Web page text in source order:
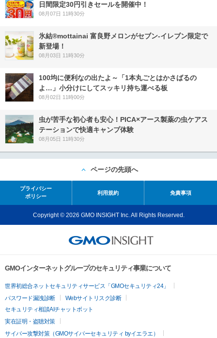
日間限定30円引きセールを開催中！
08月07日 11時30分
氷結®mottainai 富良野メロンがセブン‐イレブン限定で
新登場！
08月03日 11時30分
100均に便利なの出たよ～「1本丸ごとはかさばるの
よ…」小分けにしてスッキリ持ち運べる板
08月02日 11時00分
虫が苦手な初心者も安心！PICA×アース製薬の虫ケアス
テーションで快適キャンプ体験
08月05日 11時30分
ページの先頭へ
プライバシー
ポリシー
利用規約 免責事項
Copyright © 2026 GMO INSIGHT Inc. All Rights Reserved.
GMOインターネットグループのセキュリティ事業について
世界初総合ネットセキュリティサービス「GMOセキュリティ24」
パスワード漏洩診断
Webサイトリスク診断
セキュリティ相談AIチャットボット
実在証明・盗聴対策
サイバー攻撃対策（GMOサイバーセキュリティ byイエラエ）